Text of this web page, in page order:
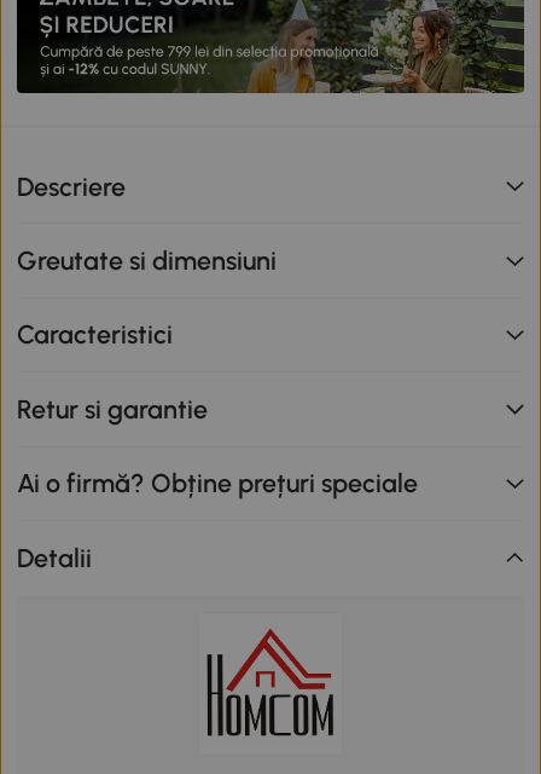
Descriere
Greutate si dimensiuni
Caracteristici
Retur si garantie
Ai o firmă? Obține prețuri speciale
Detalii